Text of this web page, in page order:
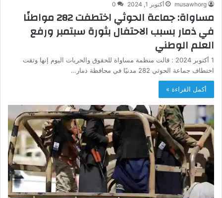
musawhorg أكتوبر 1, 2024 0
مساواة: جماعة الحوثي اختطفت 282 مواطنًا
في ذمار بسبب الاحتفال بثورة سبتمبر ورفع
العلم الوطني
1 أكتوبر 2024 : قالت منظمة مساواة للحقوق والحريات اليوم إنها وثقت
اختطاف جماعة الحوثي 282 مدنيًا في محافظة ذمار…
أكمل القراءة »